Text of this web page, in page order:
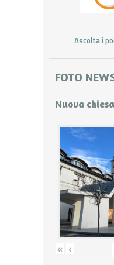
Ascolta i
FOTO
Nuova chiesa
« ‹